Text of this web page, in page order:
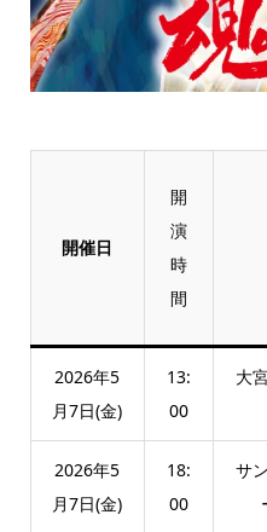
開催日
開
演
時
間
2026年5
月7日(金)
13:
00
大
2026年5
月7日(金)
18:
00
サ